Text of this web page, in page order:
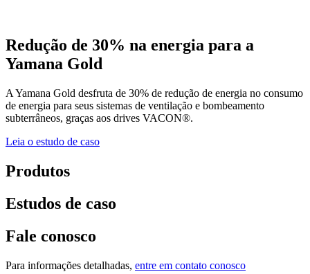
Redução de 30% na energia para a
Yamana Gold
A Yamana Gold desfruta de 30% de redução de energia no consumo
de energia para seus sistemas de ventilação e bombeamento
subterrâneos, graças aos drives VACON®.
Leia o estudo de caso
Produtos
Estudos de caso
Fale conosco
Para informações detalhadas, entre em contato conosco